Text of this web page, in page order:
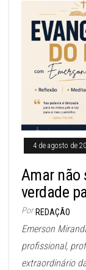
4 de agosto de
Amar não
verdade
Por REDAÇÃO
Emerson
profissional,
extraordinário